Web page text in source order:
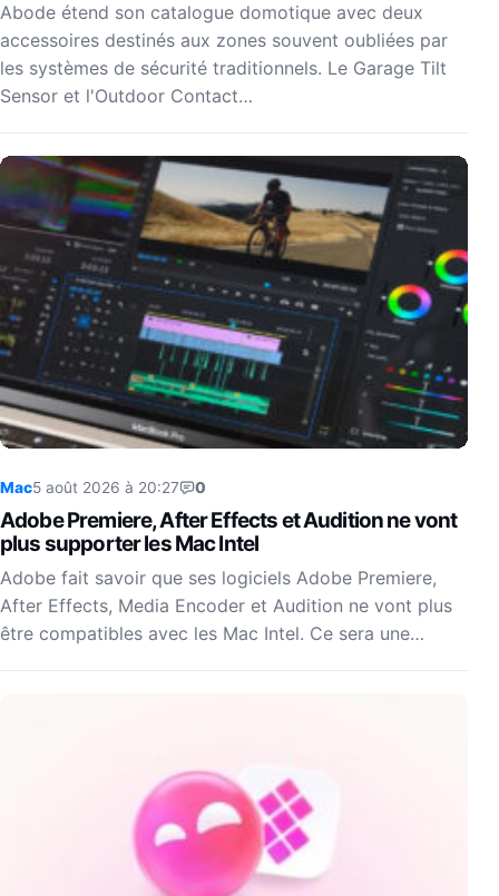
Abode étend son catalogue domotique avec deux
accessoires destinés aux zones souvent oubliées par
les systèmes de sécurité traditionnels. Le Garage Tilt
Sensor et l'Outdoor Contact…
Mac5 août 2026 à 20:27 0
Adobe Premiere, After Effects et Audition ne vont
plus supporter les Mac Intel
Adobe fait savoir que ses logiciels Adobe Premiere,
After Effects, Media Encoder et Audition ne vont plus
être compatibles avec les Mac Intel. Ce sera une…